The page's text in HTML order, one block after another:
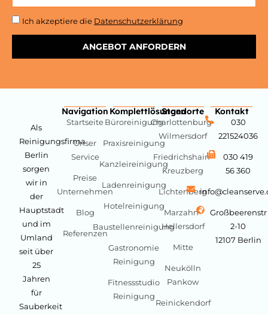
Ich akzeptiere die Datenschutzerklärung
ANGEBOT ANFORDERN
Als
Reinigungsfirma
Berlin
sorgen
wir in
der
Hauptstadt
und im
Umland
seit über
25
Jahren
für
Sauberkeit
Navigation
Startseite
Unser
Service
Preise
Unternehmen
Blog
Referenzen
Komplettlösungen
Büroreinigung
Praxisreinigung
Kanzleireinigung
Ladenreinigung
Hotelreinigung
Baustellenreinigung
Gastronomie
Reinigung
Fitnessstudio
Reinigung
Standorte
Charlottenburg-
Wilmersdorf
Friedrichshain-
Kreuzberg
Lichtenberg
Marzahn-
Hellersdorf
Mitte
Neukölln
Pankow
Reinickendorf
Kontakt
030
221524036
030 419
56 360
Großbeerenstr
2-10
12107 Berlin